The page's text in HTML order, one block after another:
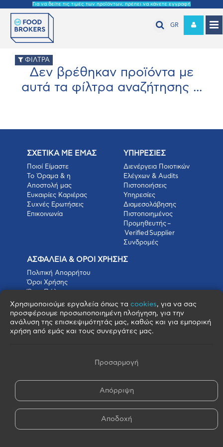
Για να δείτε τις τιμές των προϊόντων, πρέπει να κάνετε εγγραφή
GR
ΦΙΛΤΡΑ
Δεν βρέθηκαν προϊόντα με
αυτά τα φίλτρα αναζήτησης ...
ΣΧΕΤΙΚΑ ΜΕ ΕΜΑΣ
Ποιοί Είμαστε
Το Όραμα & η
Αποστολή μας
Ευκαιρίες Καριέρας
Συχνές Ερωτήσεις
Επικοινωνία
ΥΠΗΡΕΣΙΕΣ
Διενέργεια Ποιοτικών
Ελέγχων & Audits
Πιστοποιήσεις
Υπηρεσίες
Διαμεσολάβησης
Πιστοποιημένος
Προμηθευτής –
Verified Supplier
Συνδρομές
ΑΣΦΑΛΕΙΑ & ΟΡΟΙ ΧΡΗΣΗΣ
Πολιτική Απορρήτου
Όροι Χρήσης
Όροι Πώλησης
Όροι Αγοράς
Πολιτική Cookies
Πνευματικά Δικαιώματα
Όροι & Προϋποθέσεις Escrow
Χρησιμοποιούμε εργαλεία όπως τα cookies, για να σας
προσφέρουμε προσωποποιημένη πλοήγηση, για την
ανάλυση της επισκεψιμότητάς μας, καθώς και για εμπορική
χρήση από εμάς και τους συνεργάτες μας.
Προσαρμογή
Απόρριψη
Αποδοχή